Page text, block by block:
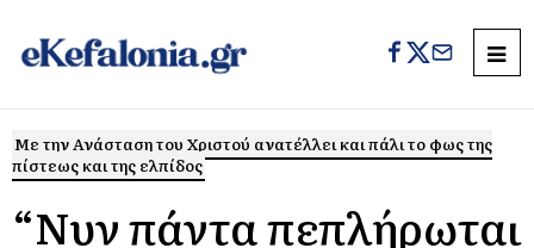
Με την Ανάσταση του Χριστού ανατέλλει και πάλι το φως της
πίστεως και της ελπίδος
“Νυν πάντα πεπλήρωται